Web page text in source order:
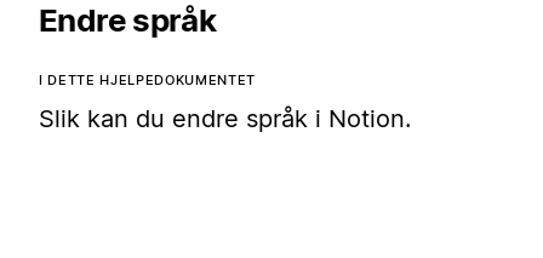
Endre språk
I DETTE HJELPEDOKUMENTET
Slik kan du endre språk i Notion.